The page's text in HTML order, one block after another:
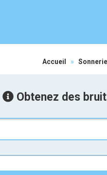
Accueil » Sonnerie
Obtenez des